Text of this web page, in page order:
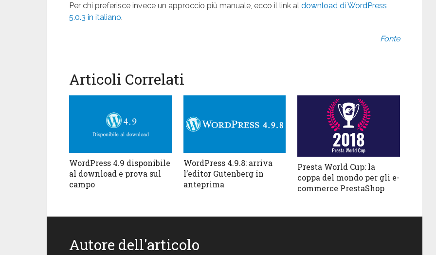
Per chi preferisce invece un approccio più manuale, ecco il link al download di WordPress
5.0.3 in italiano.
Fonte
Articoli Correlati
WordPress 4.9 disponibile
al download e prova sul
campo
WordPress 4.9.8: arriva
l’editor Gutenberg in
anteprima
Presta World Cup: la
coppa del mondo per gli e-
commerce PrestaShop
Autore dell'articolo